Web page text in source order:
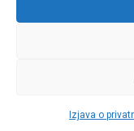
Izjava o